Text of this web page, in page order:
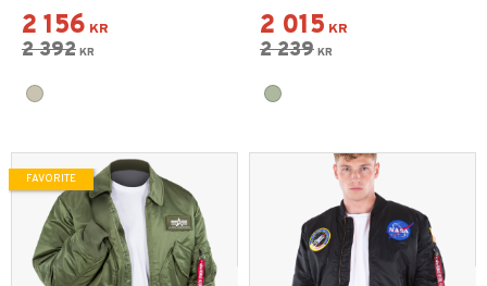
2 156 KR
2 392 KR
2 015 KR
2 239 KR
FAVORITE